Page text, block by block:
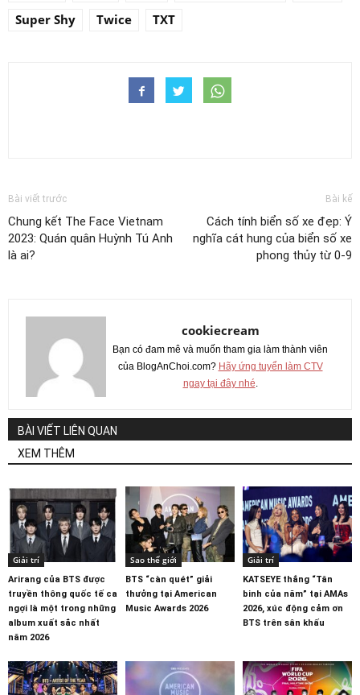
Super Shy
Twice TXT
Bài viết trước
Chung kết The Face Vietnam
2023: Quán quân Huỳnh Tú Anh
là ai?
Bài kế
Cách tính biển số xe đẹp: Ý
nghĩa cát hung của biển số xe
phong thủy từ 0-9
cookiecream
Bạn có đam mê và muốn tham gia làm thành viên
của BlogAnChoi.com? Hãy ứng tuyển làm CTV
ngay tại đây nhé.
BÀI VIẾT LIÊN QUAN
XEM THÊM
Giải trí
Arirang của BTS được
truyền thông quốc tế ca
ngợi là một trong những
album xuất sắc nhất
năm 2026
Sao thế giới
BTS “càn quét” giải
thưởng tại American
Music Awards 2026
Giải trí
KATSEYE thắng “Tân
binh của năm” tại AMAs
2026, xúc động cảm ơn
BTS trên sân khấu